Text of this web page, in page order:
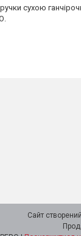
сухою
Сайт